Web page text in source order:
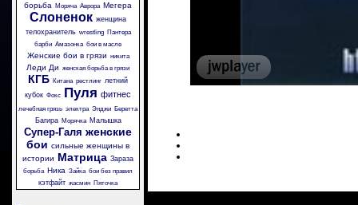
борьба
Моряча Аврора Мегера
Слоненок женщина
телохранитель wrestling
Пантера
барби Амазонка бои в масле
Женские бои в грязи никита
Леди Ди женская борьба в грязи
КГБ Китана рестлинг летний
кубок Фокс Пуля фитнес
лечебная грязь электра Энджи Беретта
Багира Морячка Малышка
Супер-Галя женские
бои сильные женщины в
истории Матрица Зараза
борьба Ника Зайка бои без правил
кэтфайт жасмин Пяточка